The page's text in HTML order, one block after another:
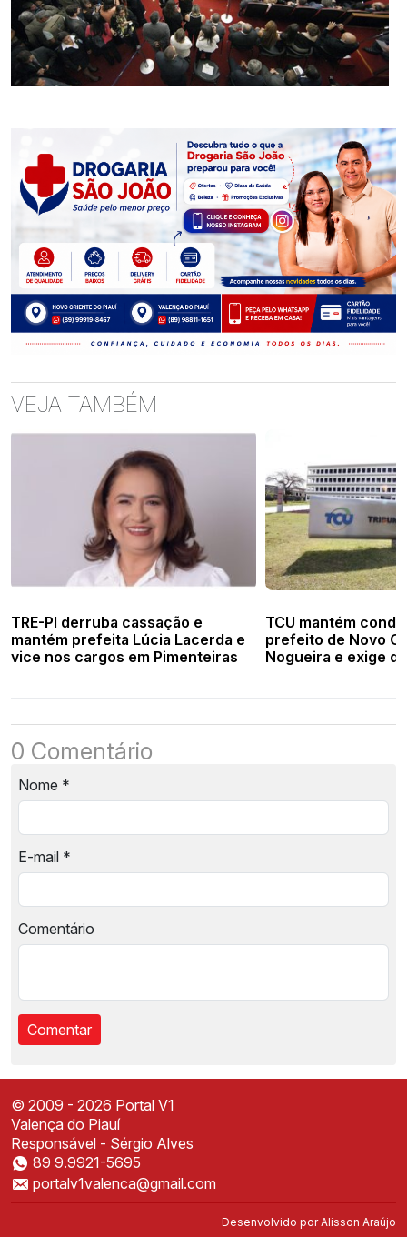
VEJA TAMBÉM
TRE-PI derruba cassação e
mantém prefeita Lúcia Lacerda e
vice nos cargos em Pimenteiras
TCU mantém
prefeito de Novo
Nogueira e exige
0 Comentário
Nome *
E-mail *
Comentário
Instale o Portal V1
Acesse mais rápido direto da sua tela inicial
Instalar
© 2009 - 2026 Portal V1
Valença do Piauí
Responsável - Sérgio Alves
89 9.9921-5695
portalv1valenca@gmail.com
Desenvolvido porAlisson Araújo